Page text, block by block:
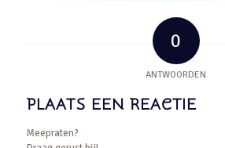
0
ANTWOORDEN
PLAATS EEN REACTIE
Meepraten?